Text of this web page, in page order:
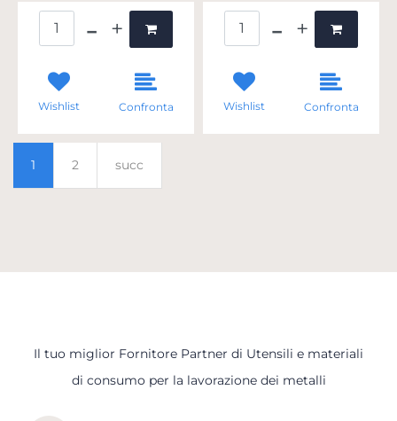
Wishlist Confronta Wishlist Confronta
1 2 succ
Il tuo miglior Fornitore Partner di Utensili e materiali
di consumo per la lavorazione dei metalli
Scopri tutti i servizi che ti abbiamo dedicato